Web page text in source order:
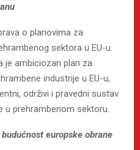
o planovima za
sektora u EU-u.
je ambiciozan plan za
industrije u EU-u,
održivi i pravedni sustav
u prehrambenom sektoru.
europske obrane